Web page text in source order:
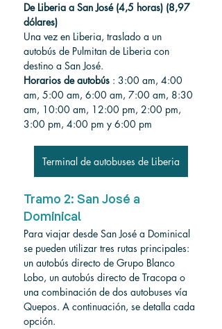
De Liberia a San José (4,5 horas) (8,97
dólares)
Una vez en Liberia, traslado a un
autobús de Pulmitan de Liberia con
destino a San José.
Horarios de autobús : 3:00 am, 4:00
am, 5:00 am, 6:00 am, 7:00 am, 8:30
am, 10:00 am, 12:00 pm, 2:00 pm,
3:00 pm, 4:00 pm y 6:00 pm
Terminal de autobuses de Liberia
Tramo 2: San José a
Dominical
Para viajar desde San José a Dominical
se pueden utilizar tres rutas principales:
un autobús directo de Grupo Blanco
Lobo, un autobús directo de Tracopa o
una combinación de dos autobuses vía
Quepos. A continuación, se detalla cada
opción.